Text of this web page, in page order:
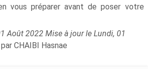
vous préparer avant de poser votre
Août 2022 Mise à jour le Lundi, 01
par CHAIBI Hasnae